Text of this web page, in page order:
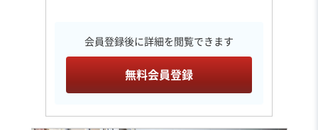
会員登録後に詳細を閲覧できます
無料会員登録